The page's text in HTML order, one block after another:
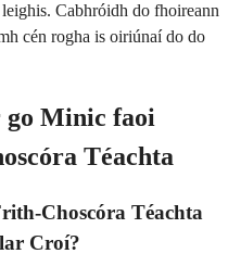
Cabhróidh do fhoireann
cén rogha is oiriúnaí do do
go Minic faoi
Téachta
Choscóra Téachta
Croí?